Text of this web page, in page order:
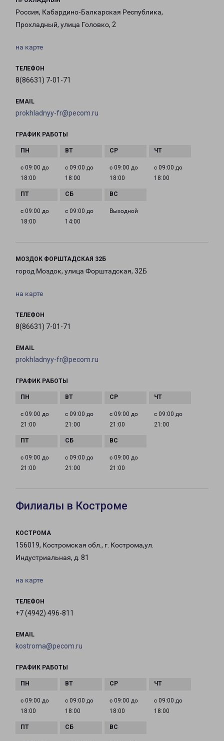
Россия, Кабардино-Балкарская Республика,
Прохладный, улица Головко, 2
на карте
ТЕЛЕФОН
8(86631) 7-01-71
EMAIL
prokhladnyy-fr@pecom.ru
ГРАФИК РАБОТЫ
с 09:00 до
18:00
с 09:00 до
18:00
с 09:00 до
18:00
с 09:00 до
18:00
с 09:00 до
18:00
с 09:00 до
14:00
Выходной
МОЗДОК ФОРШТАДСКАЯ 32Б
город Моздок, улица Форштадская, 32Б
на карте
ТЕЛЕФОН
8(86631) 7-01-71
EMAIL
prokhladnyy-fr@pecom.ru
ГРАФИК РАБОТЫ
с 09:00 до
21:00
с 09:00 до
21:00
с 09:00 до
21:00
с 09:00 до
21:00
с 09:00 до
21:00
с 09:00 до
21:00
с 09:00 до
21:00
Филиалы в Костроме
КОСТРОМА
156019, Костромская обл., г. Кострома,ул.
Индустриальная, д. 81
на карте
ТЕЛЕФОН
+7 (4942) 496-811
EMAIL
kostroma@pecom.ru
ГРАФИК РАБОТЫ
с 09:00 до
18:00
с 09:00 до
18:00
с 09:00 до
18:00
с 09:00 до
18:00